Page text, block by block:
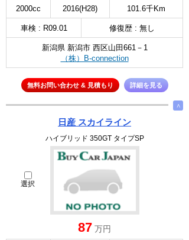
2000cc 2016(H28) 101.6千Km
車検 : R09.01 修復歴 : 無し
新潟県 新潟市 西区山田661－1
（株）B-connection
無料お問い合わせ & 見積もり 詳細を見る
∧
日産 スカイライン
ハイブリッド 350GT タイプSP
選択
87 万円